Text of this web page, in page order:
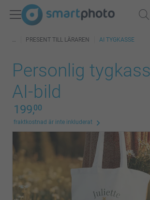
PRESENT TILL LÄRAREN AI TYGKASSE
Personlig
AI-bild
199,00
fraktkostnad är inte inkluderat